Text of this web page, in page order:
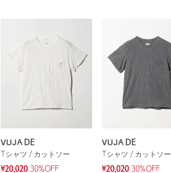
VUJA DE
Tシャツ / カットソー
¥20,020 30%OFF
VUJA DE
Tシャツ / カットソー
¥20,020 30%OFF